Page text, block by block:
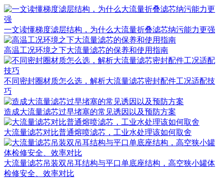
一文读懂梯度滤层结构，为什么大流量折叠滤芯纳污能力更强
高温工况环境之下大流量滤芯的保养和使用指南
不同密封圈材质怎么选，解析大流量滤芯密封配件工况适配技
巧
造成大流量滤芯过早堵塞的常见诱因以及预防方案
大流量滤芯对比普通熔喷滤芯，工业水处理该如何取舍
大流量滤芯吊装双吊耳结构与平口单底座结构，高空狭小罐体
检修安全、效率对比